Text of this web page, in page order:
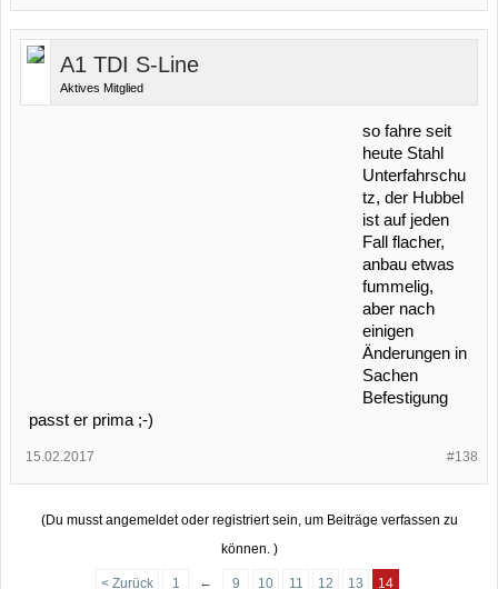
A1 TDI S-Line
Aktives Mitglied
so fahre seit
heute Stahl
Unterfahrschu
tz, der Hubbel
ist auf jeden
Fall flacher,
anbau etwas
fummelig,
aber nach
einigen
Änderungen in
Sachen
Befestigung
passt er prima ;-)
#138
15.02.2017
(Du musst angemeldet oder registriert sein, um Beiträge verfassen zu
können. )
< Zurück 1 ← 9 10 11 12 13 14